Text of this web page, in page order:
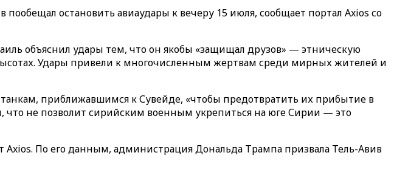
остановить авиаудары к вечеру 15 июля, сообщает портал Axios со
объяснил удары тем, что он якобы «защищал друзов» — этническую
Удары привели к многочисленным жертвам среди мирных жителей и
приближавшимся к Сувейде, «чтобы предотвратить их прибытие в
что не позволит сирийским военным укрепиться на юге Сирии — это
По его данным, администрация Дональда Трампа призвала Тель-Авив